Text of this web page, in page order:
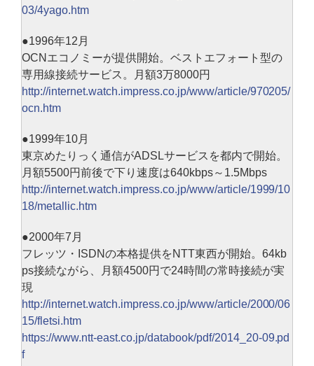
03/4yago.htm
●1996年12月
OCNエコノミーが提供開始。ベストエフォート型の
専用線接続サービス。月額3万8000円
http://internet.watch.impress.co.jp/www/article/970205/
ocn.htm
●1999年10月
東京めたりっく通信がADSLサービスを都内で開始。
月額5500円前後で下り速度は640kbps～1.5Mbps
http://internet.watch.impress.co.jp/www/article/1999/10
18/metallic.htm
●2000年7月
フレッツ・ISDNの本格提供をNTT東西が開始。64kb
ps接続ながら、月額4500円で24時間の常時接続が実
現
http://internet.watch.impress.co.jp/www/article/2000/06
15/fletsi.htm
https://www.ntt-east.co.jp/databook/pdf/2014_20-09.pd
f